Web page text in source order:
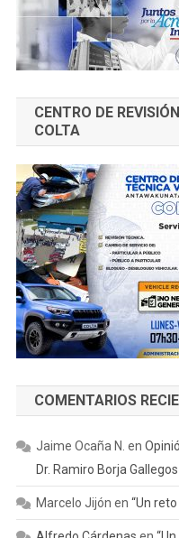
CENTRO DE
COLTA
COMENTARIOS
Jaime Ocaña N. en
Dr. Ramiro Borja Gallegos
Marcelo Jijón en “Un